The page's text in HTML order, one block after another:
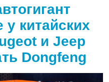
китайских
и Jeep
Dongfeng